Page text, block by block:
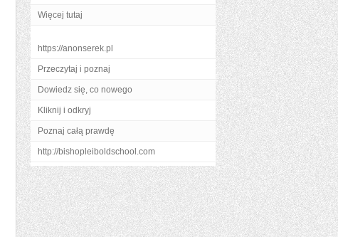
Więcej tutaj
https://anonserek.pl
Przeczytaj i poznaj
Dowiedz się, co nowego
Kliknij i odkryj
Poznaj całą prawdę
http://bishopleiboldschool.com